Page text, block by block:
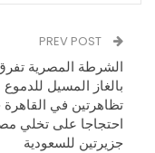
الشرطة المصرية
بالغاز المسيل للدموع
تظاهرتين في القاهرة
احتجاجا على تخلي
جزيرتين للسعودية